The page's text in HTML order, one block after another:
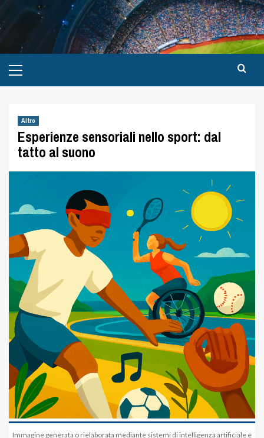
Altro
Esperienze sensoriali nello sport: dal
tatto al suono
Immagine generata o rielaborata mediante sistemi di intelligenza artificiale e